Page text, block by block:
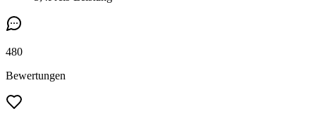
480
Bewertungen